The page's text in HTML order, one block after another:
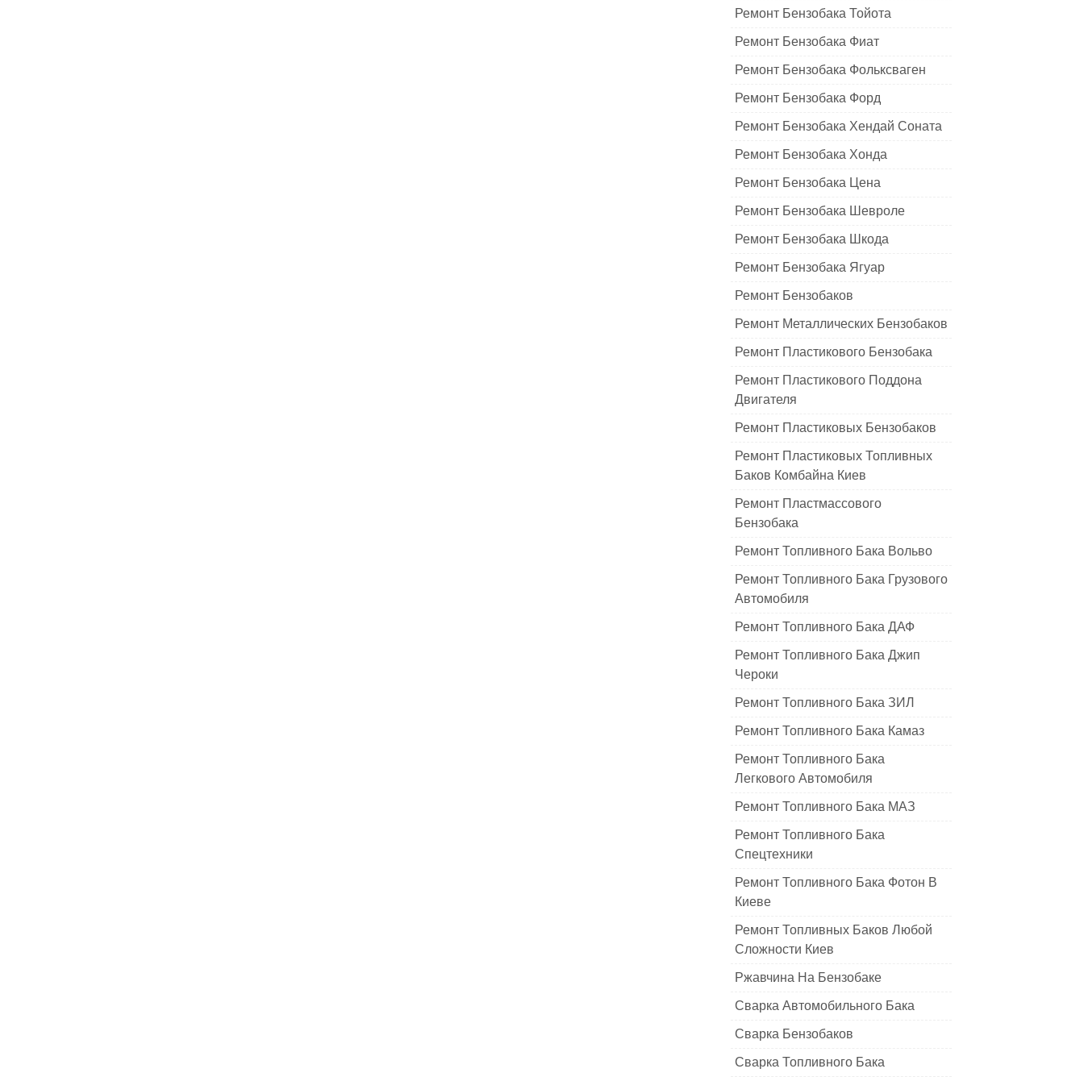
Ремонт Бензобака Тойота
Ремонт Бензобака Фиат
Ремонт Бензобака Фольксваген
Ремонт Бензобака Форд
Ремонт Бензобака Хендай Соната
Ремонт Бензобака Хонда
Ремонт Бензобака Цена
Ремонт Бензобака Шевроле
Ремонт Бензобака Шкода
Ремонт Бензобака Ягуар
Ремонт Бензобаков
Ремонт Металлических Бензобаков
Ремонт Пластикового Бензобака
Ремонт Пластикового Поддона
Двигателя
Ремонт Пластиковых Бензобаков
Ремонт Пластиковых Топливных
Баков Комбайна Киев
Ремонт Пластмассового
Бензобака
Ремонт Топливного Бака Вольво
Ремонт Топливного Бака Грузового
Автомобиля
Ремонт Топливного Бака ДАФ
Ремонт Топливного Бака Джип
Чероки
Ремонт Топливного Бака ЗИЛ
Ремонт Топливного Бака Камаз
Ремонт Топливного Бака
Легкового Автомобиля
Ремонт Топливного Бака МАЗ
Ремонт Топливного Бака
Спецтехники
Ремонт Топливного Бака Фотон В
Киеве
Ремонт Топливных Баков Любой
Сложности Киев
Ржавчина На Бензобаке
Сварка Автомобильного Бака
Сварка Бензобаков
Сварка Топливного Бака